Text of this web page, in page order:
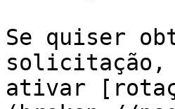
Se quiser
solicitação,
ativar